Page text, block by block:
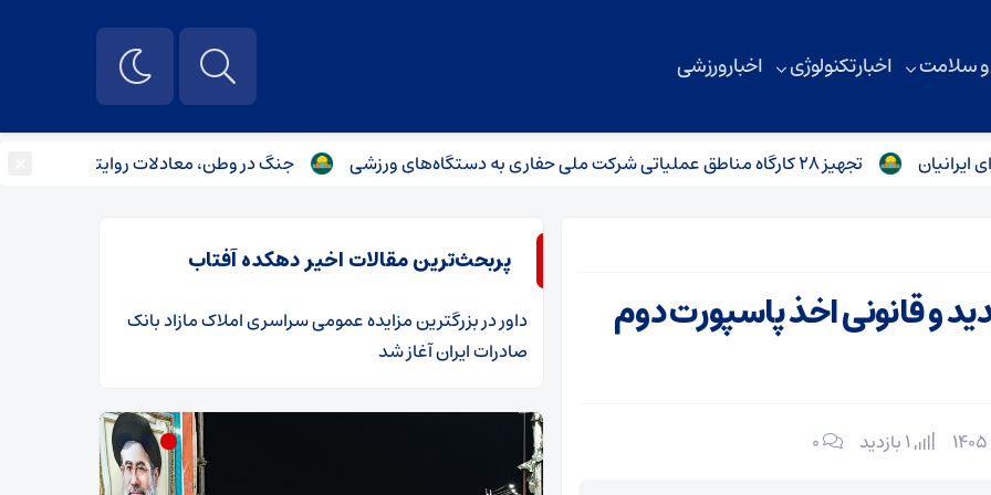
و سلامت اخبار تکنولوژی اخبار ورزشی
تجهیز ۲۸ کارگاه مناطق عملیاتی شرکت ملی حفاری به دستگاه‌های ورزشی جنگ در وطن، معادلات روایتگری را تغییر می‌دهد
و قانونی اخذ پاسپورت دوم
۰
پربحث‌ترین مقالات اخیر دهکده آفتاب
داوردر​بزرگترین مزایده عمومی سراسری املاک مازاد بانک
صادرات ایران آغاز شد